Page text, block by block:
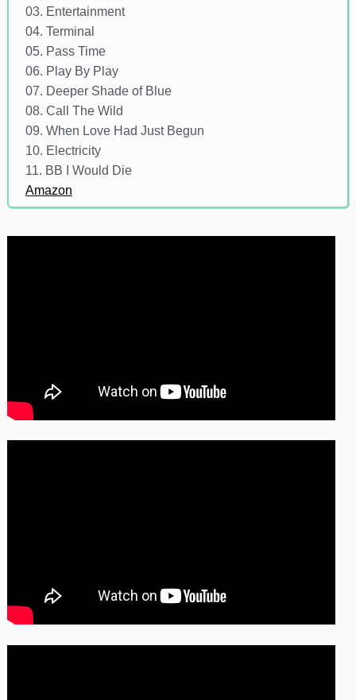
03. Entertainment
04. Terminal
05. Pass Time
06. Play By Play
07. Deeper Shade of Blue
08. Call The Wild
09. When Love Had Just Begun
10. Electricity
11. BB I Would Die
Amazon